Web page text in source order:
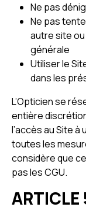
Ne pas
Ne pas
autre site
générale
Utiliser le
dans les
L’Opticien se
entière
l’accès au Site
toutes les
considère que
pas les CGU.
ARTICLE